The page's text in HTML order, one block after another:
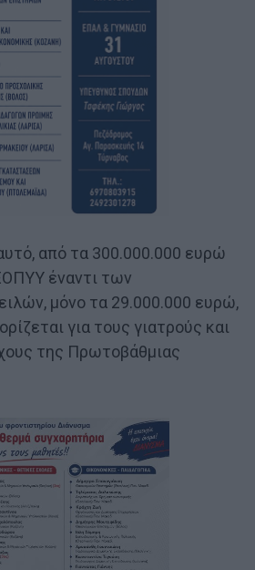
από τα 300.000.000 ευρώ
έναντι των
μόνο τα 29.000.000 ευρώ,
για τους γιατρούς και
της Πρωτοβάθμιας